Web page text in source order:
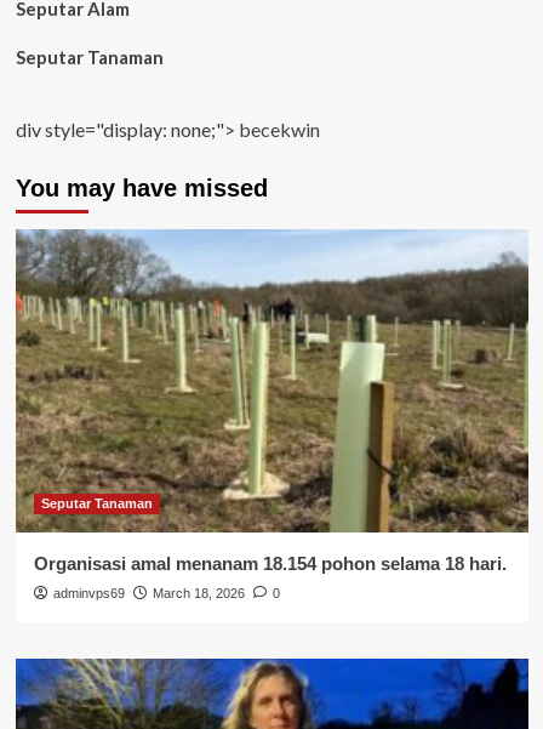
Seputar Alam
Seputar Tanaman
div style="display: none;"> becekwin
You may have missed
Seputar Tanaman
Organisasi amal menanam 18.154 pohon selama 18 hari.
adminvps69 March 18, 2026 0